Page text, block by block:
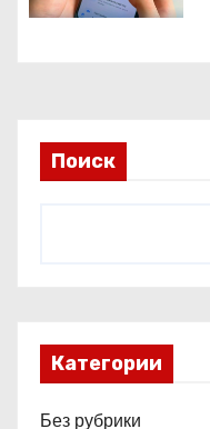
з
иПоиск
Категории
Без рубрики